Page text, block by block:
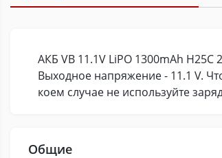
АКБ VB 11.1V LiPO 1300mAh
Выходное напряжение - 11.1 V.
коем случае не используйте
Общие